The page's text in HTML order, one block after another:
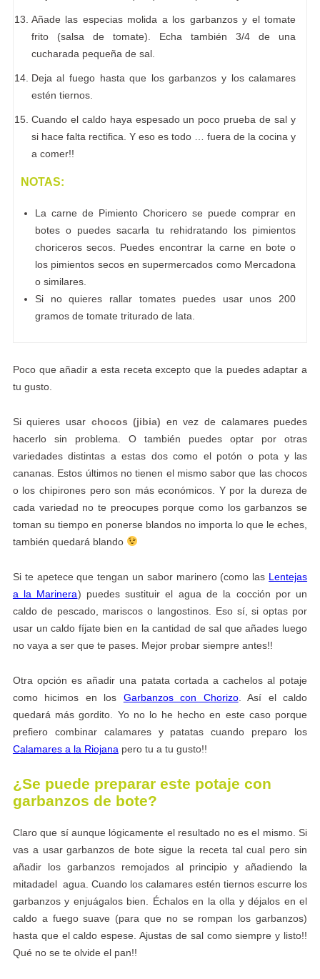
Añade las especias molida a los garbanzos y el tomate
frito (salsa de tomate). Echa también 3/4 de una
cucharada pequeña de sal.
Deja al fuego hasta que los garbanzos y los calamares
estén tiernos.
Cuando el caldo haya espesado un poco prueba de sal y
si hace falta rectifica. Y eso es todo … fuera de la cocina y
a comer!!
NOTAS:
La carne de Pimiento Choricero se puede comprar en
botes o puedes sacarla tu rehidratando los pimientos
choriceros secos. Puedes encontrar la carne en bote o
los pimientos secos en supermercados como Mercadona
o similares.
Si no quieres rallar tomates puedes usar unos 200
gramos de tomate triturado de lata.
Poco que añadir a esta receta excepto que la puedes adaptar a
tu gusto.
Si quieres usar chocos (jibia) en vez de calamares puedes
hacerlo sin problema. O también puedes optar por otras
variedades distintas a estas dos como el potón o pota y las
cananas. Estos últimos no tienen el mismo sabor que las chocos
o los chipirones pero son más económicos. Y por la dureza de
cada variedad no te preocupes porque como los garbanzos se
toman su tiempo en ponerse blandos no importa lo que le eches,
también quedará blando
Si te apetece que tengan un sabor marinero (como las Lentejas
a la Marinera) puedes sustituir el agua de la cocción por un
caldo de pescado, mariscos o langostinos. Eso sí, si optas por
usar un caldo fíjate bien en la cantidad de sal que añades luego
no vaya a ser que te pases. Mejor probar siempre antes!!
Otra opción es añadir una patata cortada a cachelos al potaje
como hicimos en los Garbanzos con Chorizo. Así el caldo
quedará más gordito. Yo no lo he hecho en este caso porque
prefiero combinar calamares y patatas cuando preparo los
Calamares a la Riojana pero tu a tu gusto!!
¿Se puede preparar este potaje con
garbanzos de bote?
Claro que sí aunque lógicamente el resultado no es el mismo. Si
vas a usar garbanzos de bote sigue la receta tal cual pero sin
añadir los garbanzos remojados al principio y añadiendo la
mitadadel agua. Cuando los calamares estén tiernos escurre los
garbanzos y enjuágalos bien. Échalos en la olla y déjalos en el
caldo a fuego suave (para que no se rompan los garbanzos)
hasta que el caldo espese. Ajustas de sal como siempre y listo!!
Qué no se te olvide el pan!!